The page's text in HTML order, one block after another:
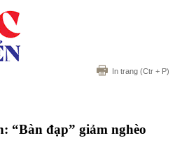
In trang (Ctr + P)
“Bàn đạp” giảm nghèo